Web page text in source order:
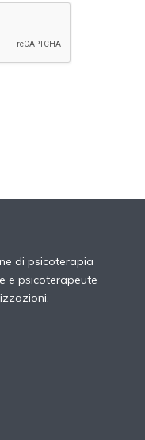
di psicoterapia
e psicoterapeute